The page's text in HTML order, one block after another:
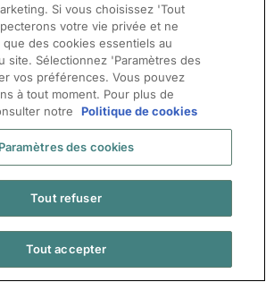
MAN), the leading global workforce solutions
transform in a fast-changing world of work
developing and managing the talent that enables
innovative solutions for hundreds of thousands of
providing them with skilled talent while finding
employment for millions of people across a wide
skills. Our expert family of brands – Manpower,
– creates substantially more value for
8 countries and territories and has done so
Si vous choisissez 'Tout
votre vie privée et ne
des cookies essentiels au
site. Sélectionnez 'Paramètres des
vos préférences. Vous pouvez
à tout moment. Pour plus de
notre
Politique de cookies
Paramètres des cookies
Tout refuser
Tout accepter